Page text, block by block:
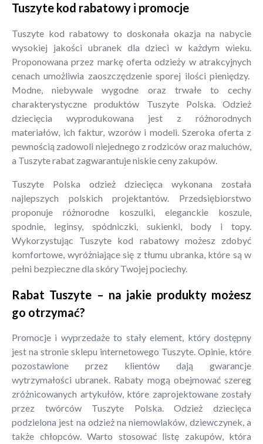
Tuszyte kod rabatowy i promocje
Tuszyte kod rabatowy to doskonała okazja na nabycie
wysokiej jakości ubranek dla dzieci w każdym wieku.
Proponowana przez markę oferta odzieży w atrakcyjnych
cenach umożliwia zaoszczędzenie sporej ilości pieniędzy.
Modne, niebywale wygodne oraz trwałe to cechy
charakterystyczne produktów Tuszyte Polska. Odzież
dziecięcia wyprodukowana jest z różnorodnych
materiałów, ich faktur, wzorów i modeli. Szeroka oferta z
pewnością zadowoli niejednego z rodziców oraz maluchów,
a Tuszyte rabat zagwarantuje niskie ceny zakupów.
Tuszyte Polska odzież dziecięca wykonana została
najlepszych polskich projektantów. Przedsiębiorstwo
proponuje różnorodne koszulki, eleganckie koszule,
spodnie, leginsy, spódniczki, sukienki, body i topy.
Wykorzystując Tuszyte kod rabatowy możesz zdobyć
komfortowe, wyróżniające się z tłumu ubranka, które są w
pełni bezpieczne dla skóry Twojej pociechy.
Rabat Tuszyte – na jakie produkty możesz
go otrzymać?
Promocje i wyprzedaże to stały element, który dostępny
jest na stronie sklepu internetowego Tuszyte. Opinie, które
pozostawione przez klientów dają gwarancje
wytrzymałości ubranek. Rabaty mogą obejmować szereg
zróżnicowanych artykułów, które zaprojektowane zostały
przez twórców Tuszyte Polska. Odzież dziecięca
podzielona jest na odzież na niemowlaków, dziewczynek, a
także chłopców. Warto stosować listę zakupów, która